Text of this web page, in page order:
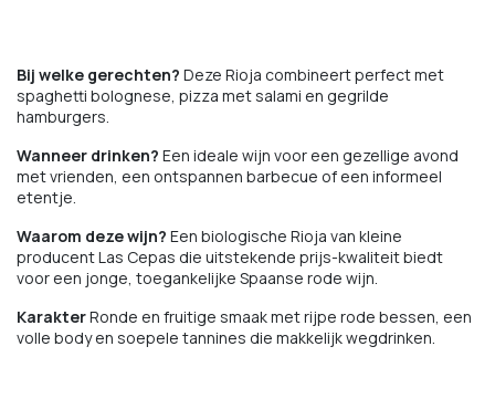
Bij welke gerechten? Deze Rioja combineert perfect met
spaghetti bolognese, pizza met salami en gegrilde
hamburgers.
Wanneer drinken? Een ideale wijn voor een gezellige avond
met vrienden, een ontspannen barbecue of een informeel
etentje.
Waarom deze wijn? Een biologische Rioja van kleine
producent Las Cepas die uitstekende prijs-kwaliteit biedt
voor een jonge, toegankelijke Spaanse rode wijn.
KarakterRonde en fruitige smaak met rijpe rode bessen, een
volle body en soepele tannines die makkelijk wegdrinken.